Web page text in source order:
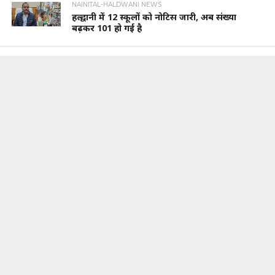
NAINITAL-HALDWANI NEWS
हल्द्वानी में 12 स्कूलों को नोटिस जारी, अब संख्या
बढ़कर 101 हो गई है